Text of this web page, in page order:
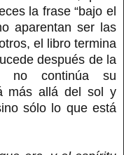
la frase “bajo el
aparentan ser las
el libro termina
después de la
no continúa su
más allá del sol y
sólo lo que está